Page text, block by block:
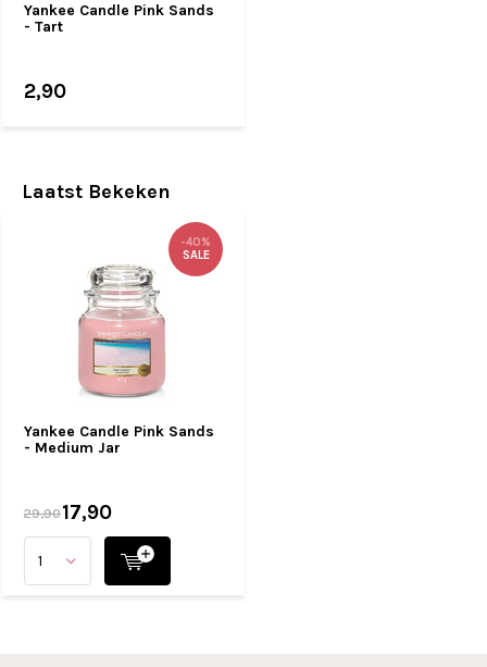
Yankee Candle Pink Sands
- Tart
2,90
Laatst Bekeken
Yankee Candle Pink Sands
- Medium Jar
-40%
SALE
29,9017,90